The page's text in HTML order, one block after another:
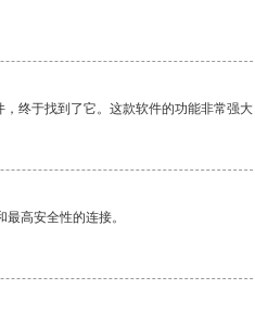
终于找到了它。这款软件的功能非常强
高安全性的连接。